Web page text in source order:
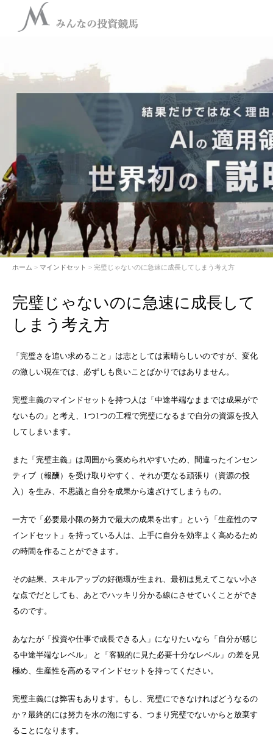
ホーム > マインドセット > 完璧じゃないのに急速に成長してしまう考え方
完璧じゃないのに急速に成長して
しまう考え方
「完璧さを追い求めること」は志としては素晴らしいのですが、変化
の激しい現在では、必ずしも良いことばかりではありません。
完璧主義のマインドセットを持つ人は「中途半端なままでは成果がで
ないもの」と考え、1つ1つの工程で完璧になるまで自分の資源を投入
してしまいます。
また「完璧主義」は周囲から褒められやすいため、間違ったインセン
ティブ（報酬）を受け取りやすく、それが更なる頑張り（資源の投
入）を生み、不思議と自分を成果から遠ざけてしまうもの。
一方で「必要最小限の努力で最大の成果を出す」という「生産性のマ
インドセット」を持っている人は、上手に自分を効率よく高めるため
の時間を作ることができます。
その結果、スキルアップの好循環が生まれ、最初は見えてこない小さ
な点でだとしても、あとでハッキリ分かる線にさせていくことができ
るのです。
あなたが「投資や仕事で成長できる人」になりたいなら「自分が感じ
る中途半端なレベル」 と「客観的に見た必要十分なレベル」の差を見
極め、生産性を高めるマインドセットを持ってください。
完璧主義には弊害もあります。もし、完璧にできなければどうなるの
か？最終的には努力を水の泡にする、つまり完璧でないからと放棄す
ることになります。